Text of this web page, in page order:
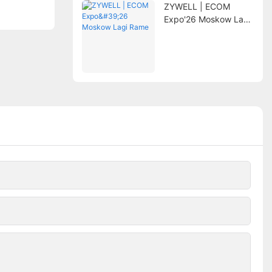
ZYWELL | ECOM
Expo'26 Moskow Lagi